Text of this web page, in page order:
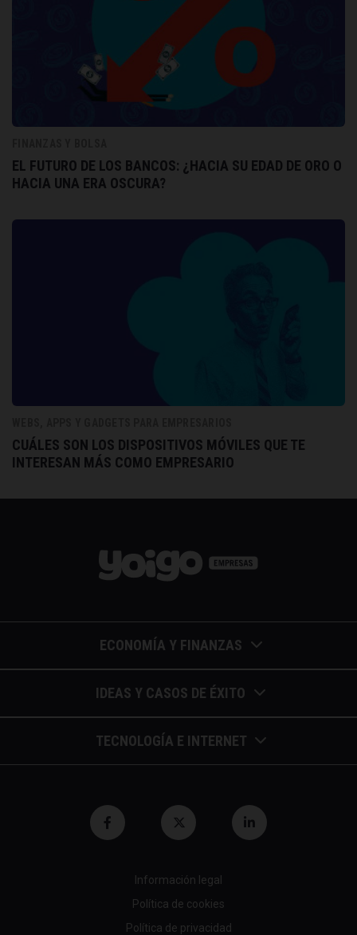
EL FUTURO DE LOS BANCOS: ¿HACIA SU EDAD DE ORO O
HACIA UNA ERA OSCURA?
CUÁLES SON LOS DISPOSITIVOS MÓVILES QUE TE
INTERESAN MÁS COMO EMPRESARIO
ECONOMÍA Y FINANZAS
Barómetros de sueldos
Economía colaborativa
Economía para Pymes
Fiscalidad y hacienda
IDEAS Y CASOS DE ÉXITO
Calendario de eventos
Casos de éxito
Entrevistas / autores
Gestión y liderazgo
Psicología y coaching
TECNOLOGÍA E INTERNET
Blockchain y similares
Nuevas profesiones
Información legal
Política de cookies
Política de privacidad